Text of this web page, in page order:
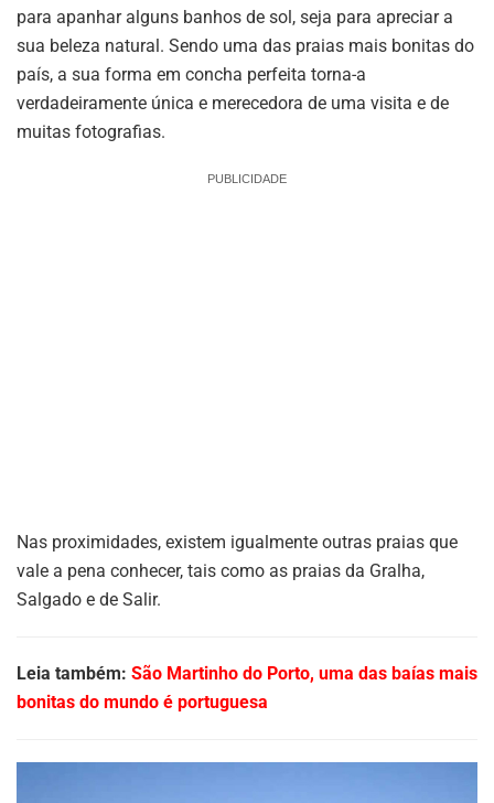
para apanhar alguns banhos de sol, seja para apreciar a
sua beleza natural. Sendo uma das praias mais bonitas do
país, a sua forma em concha perfeita torna-a
verdadeiramente única e merecedora de uma visita e de
muitas fotografias.
PUBLICIDADE
Nas proximidades, existem igualmente outras praias que
vale a pena conhecer, tais como as praias da Gralha,
Salgado e de Salir.
Leia também: São Martinho do Porto, uma das baías mais
bonitas do mundo é portuguesa